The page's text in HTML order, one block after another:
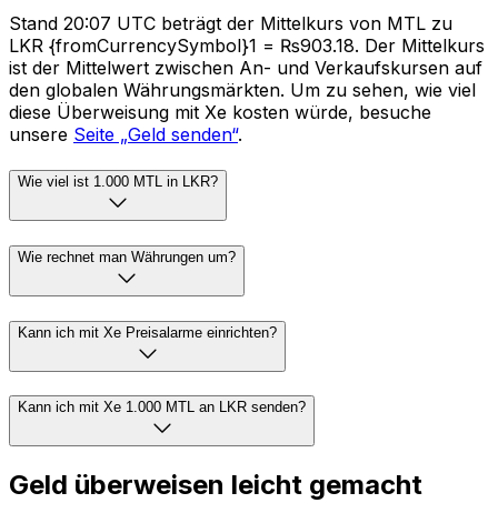
Stand 20:07 UTC beträgt der Mittelkurs von MTL zu
LKR {fromCurrencySymbol}1 = ₨903.18. Der Mittelkurs
ist der Mittelwert zwischen An- und Verkaufskursen auf
den globalen Währungsmärkten. Um zu sehen, wie viel
diese Überweisung mit Xe kosten würde, besuche
unsere Seite „Geld senden“.
Wie viel ist 1.000 MTL in LKR?
Wie rechnet man Währungen um?
Kann ich mit Xe Preisalarme einrichten?
Kann ich mit Xe 1.000 MTL an LKR senden?
Geld überweisen leicht gemacht